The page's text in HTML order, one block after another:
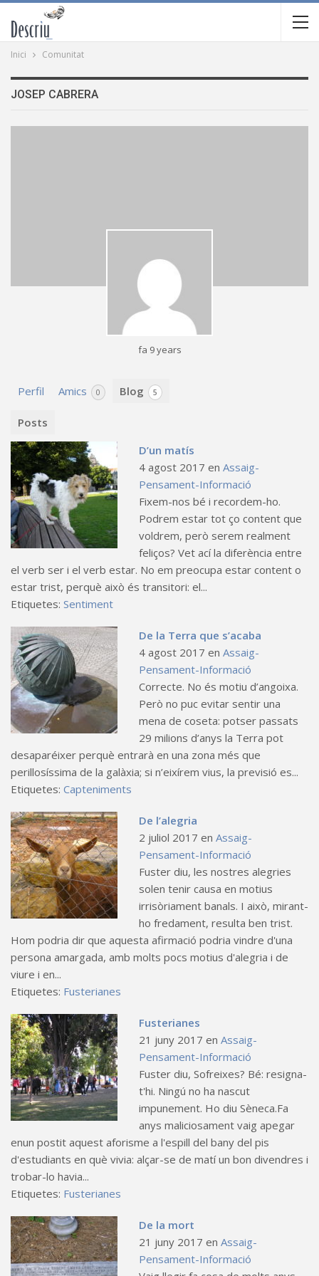
Inici Comunitat
JOSEP CABRERA
fa 9 years
Perfil Amics 0 Blog 5
Posts
D’un matís
4 agost 2017 en Assaig-
Pensament-Informació
Fixem-nos bé i recordem-ho.
Podrem estar tot ço content que
voldrem, però serem realment
feliços? Vet ací la diferència entre
el verb ser i el verb estar. No em preocupa estar content o
estar trist, perquè això és transitori: el...
Etiquetes: Sentiment
De la Terra que s’acaba
4 agost 2017 en Assaig-
Pensament-Informació
Correcte. No és motiu d’angoixa.
Però no puc evitar sentir una
mena de coseta: potser passats
29 milions d’anys la Terra pot
desaparéixer perquè entrarà en una zona més que
perillosíssima de la galàxia; si n’eixírem vius, la previsió es...
Etiquetes: Capteniments
De l’alegria
2 juliol 2017 en Assaig-
Pensament-Informació
Fuster diu, les nostres alegries
solen tenir causa en motius
irrisòriament banals. I això, mirant-
ho fredament, resulta ben trist.
Hom podria dir que aquesta afirmació podria vindre d'una
persona amargada, amb molts pocs motius d'alegria i de
viure i en...
Etiquetes: Fusterianes
Fusterianes
21 juny 2017 en Assaig-
Pensament-Informació
Fuster diu, Sofreixes? Bé: resigna-
t'hi. Ningú no ha nascut
impunement. Ho diu Sèneca.Fa
anys maliciosament vaig apegar
enun postit aquest aforisme a l'espill del bany del pis
d'estudiants en què vivia: alçar-se de matí un bon divendres i
trobar-lo havia...
Etiquetes: Fusterianes
De la mort
21 juny 2017 en Assaig-
Pensament-Informació